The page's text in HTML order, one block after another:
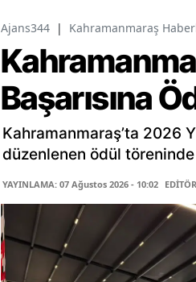
Ajans344 | Kahramanmaraş
Başarısına
Kahramanmaraş’ta 2026
düzenlenen ödül
YAYINLAMA: 07 Ağustos 2026 - 10:02